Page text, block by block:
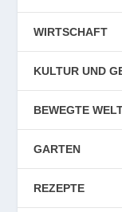
WIRTSCHAFT
KULTUR UND
BEWEGTE
GARTEN
REZEPTE